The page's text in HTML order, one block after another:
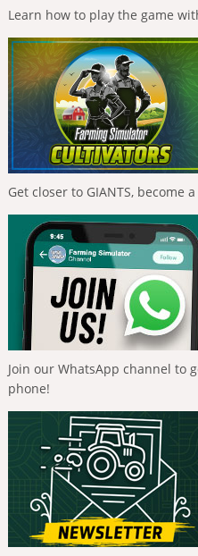
Learn how to play the game
Get closer to GIANTS, become
Join our WhatsApp channel to
phone!